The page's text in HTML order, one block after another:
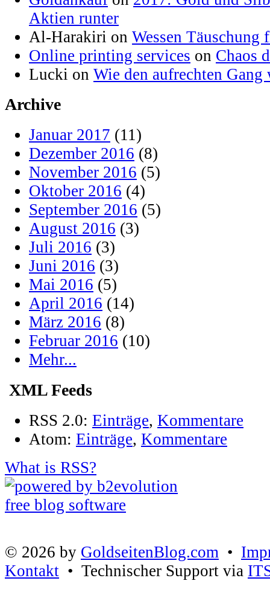
Aktien runter
Al-Harakiri on Wessen
Online printing services on Chaos
Lucki on Wie den aufrechten
Archive
Januar 2017 (11)
Dezember 2016 (8)
November 2016 (5)
Oktober 2016 (4)
September 2016 (5)
August 2016 (3)
Juli 2016 (3)
Juni 2016 (3)
Mai 2016 (5)
April 2016 (14)
März 2016 (8)
Februar 2016 (10)
Mehr...
XML Feeds
RSS 2.0: Einträge, Kommentare
Atom: Einträge, Kommentare
What is RSS?
© 2026 by GoldseitenBlog.com •
Kontakt • Technischer Support via